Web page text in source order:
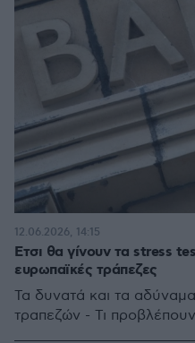
Eτσι θα γίνουν τα stress
ευρωπαϊκές τράπεζες
Τα δυνατά και τα
τραπεζών - Τι
12.06.2026, 14:15